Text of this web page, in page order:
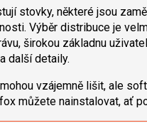
stovky, některé jsou
Výběr distribuce je
širokou základnu
další detaily.
vzájemně lišit, ale
můžete nainstalovat, ať